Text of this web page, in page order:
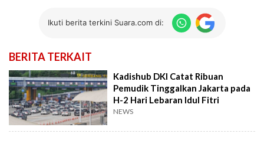
Ikuti berita terkini Suara.com di:
BERITA TERKAIT
Kadishub DKI Catat Ribuan
Pemudik Tinggalkan Jakarta pada
H-2 Hari Lebaran Idul Fitri
NEWS